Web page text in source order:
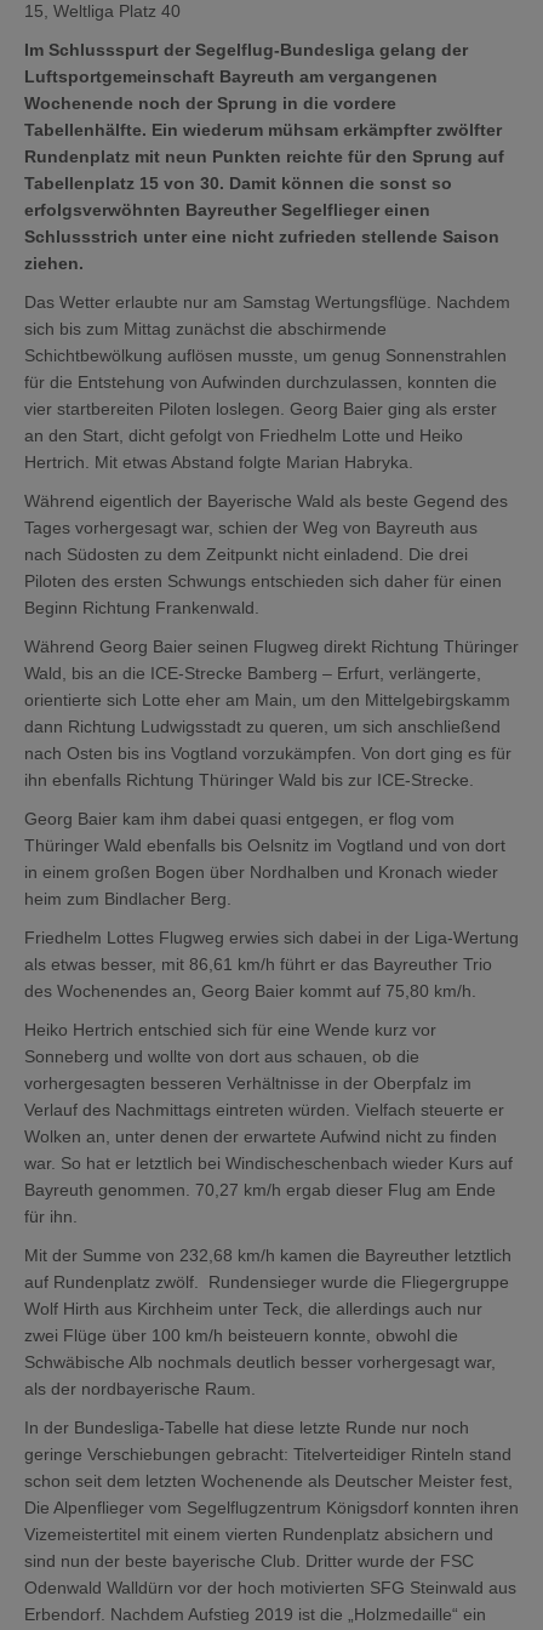
15, Weltliga Platz 40
Im Schlussspurt der Segelflug-Bundesliga gelang der
Luftsportgemeinschaft Bayreuth am vergangenen
Wochenende noch der Sprung in die vordere
Tabellenhälfte. Ein wiederum mühsam erkämpfter zwölfter
Rundenplatz mit neun Punkten reichte für den Sprung auf
Tabellenplatz 15 von 30. Damit können die sonst so
erfolgsverwöhnten Bayreuther Segelflieger einen
Schlussstrich unter eine nicht zufrieden stellende Saison
ziehen.
Das Wetter erlaubte nur am Samstag Wertungsflüge. Nachdem
sich bis zum Mittag zunächst die abschirmende
Schichtbewölkung auflösen musste, um genug Sonnenstrahlen
für die Entstehung von Aufwinden durchzulassen, konnten die
vier startbereiten Piloten loslegen. Georg Baier ging als erster
an den Start, dicht gefolgt von Friedhelm Lotte und Heiko
Hertrich. Mit etwas Abstand folgte Marian Habryka.
Während eigentlich der Bayerische Wald als beste Gegend des
Tages vorhergesagt war, schien der Weg von Bayreuth aus
nach Südosten zu dem Zeitpunkt nicht einladend. Die drei
Piloten des ersten Schwungs entschieden sich daher für einen
Beginn Richtung Frankenwald.
Während Georg Baier seinen Flugweg direkt Richtung Thüringer
Wald, bis an die ICE-Strecke Bamberg – Erfurt, verlängerte,
orientierte sich Lotte eher am Main, um den Mittelgebirgskamm
dann Richtung Ludwigsstadt zu queren, um sich anschließend
nach Osten bis ins Vogtland vorzukämpfen. Von dort ging es für
ihn ebenfalls Richtung Thüringer Wald bis zur ICE-Strecke.
Georg Baier kam ihm dabei quasi entgegen, er flog vom
Thüringer Wald ebenfalls bis Oelsnitz im Vogtland und von dort
in einem großen Bogen über Nordhalben und Kronach wieder
heim zum Bindlacher Berg.
Friedhelm Lottes Flugweg erwies sich dabei in der Liga-Wertung
als etwas besser, mit 86,61 km/h führt er das Bayreuther Trio
des Wochenendes an, Georg Baier kommt auf 75,80 km/h.
Heiko Hertrich entschied sich für eine Wende kurz vor
Sonneberg und wollte von dort aus schauen, ob die
vorhergesagten besseren Verhältnisse in der Oberpfalz im
Verlauf des Nachmittags eintreten würden. Vielfach steuerte er
Wolken an, unter denen der erwartete Aufwind nicht zu finden
war. So hat er letztlich bei Windischeschenbach wieder Kurs auf
Bayreuth genommen. 70,27 km/h ergab dieser Flug am Ende
für ihn.
Mit der Summe von 232,68 km/h kamen die Bayreuther letztlich
auf Rundenplatz zwölf. Rundensieger wurde die Fliegergruppe
Wolf Hirth aus Kirchheim unter Teck, die allerdings auch nur
zwei Flüge über 100 km/h beisteuern konnte, obwohl die
Schwäbische Alb nochmals deutlich besser vorhergesagt war,
als der nordbayerische Raum.
In der Bundesliga-Tabelle hat diese letzte Runde nur noch
geringe Verschiebungen gebracht: Titelverteidiger Rinteln stand
schon seit dem letzten Wochenende als Deutscher Meister fest,
Die Alpenflieger vom Segelflugzentrum Königsdorf konnten ihren
Vizemeistertitel mit einem vierten Rundenplatz absichern und
sind nun der beste bayerische Club. Dritter wurde der FSC
Odenwald Walldürn vor der hoch motivierten SFG Steinwald aus
Erbendorf. Nachdem Aufstieg 2019 ist die „Holzmedaille“ ein